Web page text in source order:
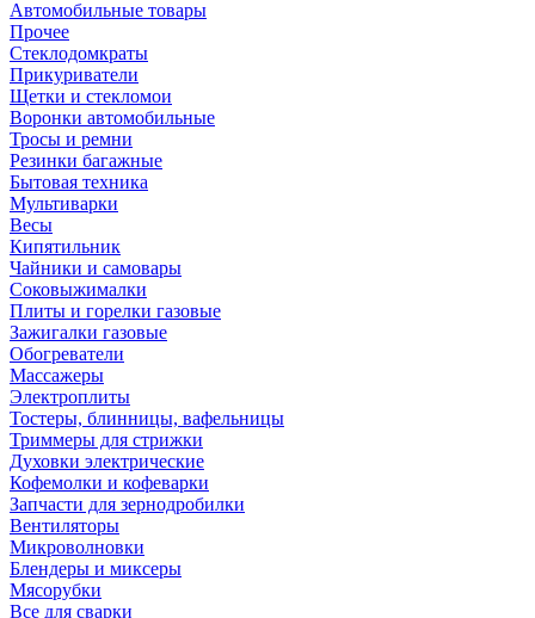
Автомобильные товары
Прочее
Стеклодомкраты
Прикуриватели
Щетки и стекломои
Воронки автомобильные
Тросы и ремни
Резинки багажные
Бытовая техника
Мультиварки
Весы
Кипятильник
Чайники и самовары
Соковыжималки
Плиты и горелки газовые
Зажигалки газовые
Обогреватели
Массажеры
Электроплиты
Тостеры, блинницы, вафельницы
Триммеры для стрижки
Духовки электрические
Кофемолки и кофеварки
Запчасти для зернодробилки
Вентиляторы
Микроволновки
Блендеры и миксеры
Мясорубки
Все для сварки